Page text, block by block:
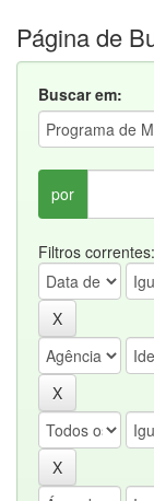
Página de
Buscar em:
por
Filtros correntes: